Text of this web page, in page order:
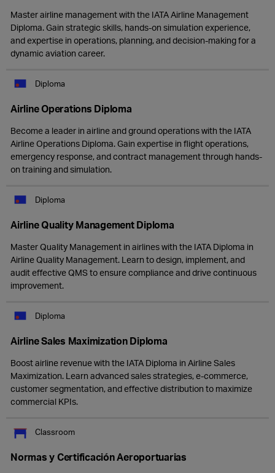
Master airline management with the IATA Airline Management
Diploma. Gain strategic skills, hands-on simulation experience,
and expertise in operations, planning, and decision-making for a
dynamic aviation career.
Diploma
Airline Operations Diploma
Become a leader in airline and ground operations with the IATA
Airline Operations Diploma. Gain expertise in flight operations,
emergency response, and contract management through hands-
on training and simulation.
Diploma
Airline Quality Management Diploma
Master Quality Management in airlines with the IATA Diploma in
Airline Quality Management. Learn to design, implement, and
audit effective QMS to ensure compliance and drive continuous
improvement.
Diploma
Airline Sales Maximization Diploma
Boost airline revenue with the IATA Diploma in Airline Sales
Maximization. Learn advanced sales strategies, e-commerce,
customer segmentation, and effective distribution to maximize
commercial KPIs.
Classroom
Normas y Certificación Aeroportuarias